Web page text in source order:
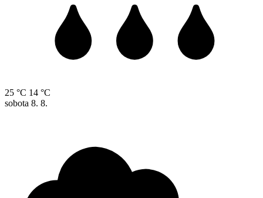
25 °C 14 °C
sobota 8. 8.